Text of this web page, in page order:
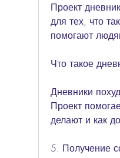
Проект
для тех, что
помогают
Что такое
Дневники
Проект
делают и как
5. Получение